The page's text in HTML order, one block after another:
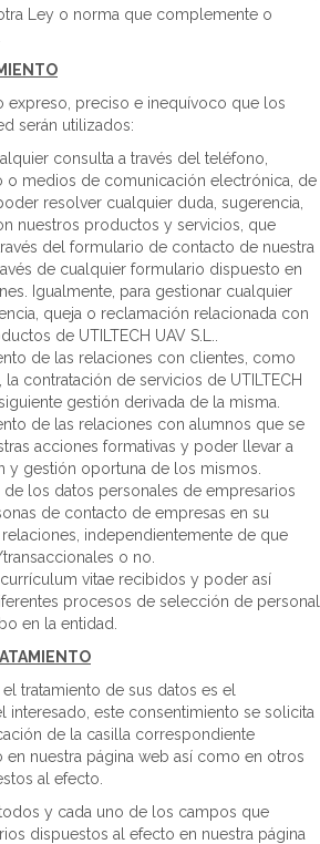
Ley o norma que complemente o
expreso, preciso e inequívoco que los
serán utilizados:
consulta a través del teléfono,
o medios de comunicación electrónica, de
resolver cualquier duda, sugerencia,
nuestros productos y servicios, que
del formulario de contacto de nuestra
de cualquier formulario dispuesto en
Igualmente, para gestionar cualquier
queja o reclamación relacionada con
de UTILTECH UAV S.L..
de las relaciones con clientes, como
contratación de servicios de UTILTECH
gestión derivada de la misma.
de las relaciones con alumnos que se
acciones formativas y poder llevar a
y gestión oportuna de los mismos.
de los datos personales de empresarios
de contacto de empresas en su
independientemente de que
o no.
vitae recibidos y poder así
procesos de selección de personal
en la entidad.
el tratamiento de sus datos es el
interesado, este consentimiento se solicita
de la casilla correspondiente
en nuestra página web así como en otros
al efecto.
y cada uno de los campos que
dispuestos al efecto en nuestra página